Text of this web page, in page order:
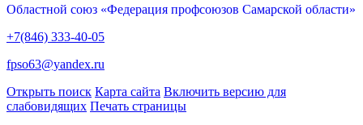
Областной союз «Федерация профсоюзов Самарской области»
+7(846) 333-40-05
fpso63@yandex.ru
Открыть поиск Карта сайта Включить версию для
слабовидящих Печать страницы